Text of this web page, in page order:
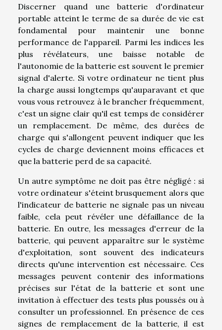
Discerner quand une batterie d'ordinateur
portable atteint le terme de sa durée de vie est
fondamental pour maintenir une bonne
performance de l'appareil. Parmi les indices les
plus révélateurs, une baisse notable de
l'autonomie de la batterie est souvent le premier
signal d'alerte. Si votre ordinateur ne tient plus
la charge aussi longtemps qu'auparavant et que
vous vous retrouvez à le brancher fréquemment,
c'est un signe clair qu'il est temps de considérer
un remplacement. De même, des durées de
charge qui s'allongent peuvent indiquer que les
cycles de charge deviennent moins efficaces et
que la batterie perd de sa capacité.
Un autre symptôme ne doit pas être négligé : si
votre ordinateur s'éteint brusquement alors que
l'indicateur de batterie ne signale pas un niveau
faible, cela peut révéler une défaillance de la
batterie. En outre, les messages d'erreur de la
batterie, qui peuvent apparaître sur le système
d'exploitation, sont souvent des indicateurs
directs qu'une intervention est nécessaire. Ces
messages peuvent contenir des informations
précises sur l'état de la batterie et sont une
invitation à effectuer des tests plus poussés ou à
consulter un professionnel. En présence de ces
signes de remplacement de la batterie, il est